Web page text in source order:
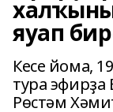
яуап
Кесе йома,
тура
Рөстәм